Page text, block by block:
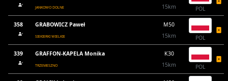
JANKOWO DOLNE
15km
POL
358 GRABOWICZ Paweł
SIEKIERKI WIELKIE
M50
15km
POL
339 GRAFFON-KAPELA Monika
TRZEMESZNO
K30
15km
POL